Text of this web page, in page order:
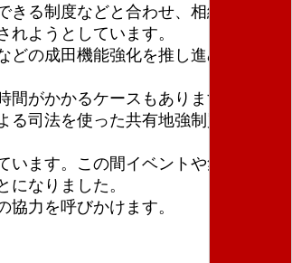
る制度などと合わせ、相続・転居
ようとしています。
の成田機能強化を推し進めてお
がかかるケースもあります）。ま
司法を使った共有地強制買収と
ます。この間イベントや集会の際
なりました。
力を呼びかけます。